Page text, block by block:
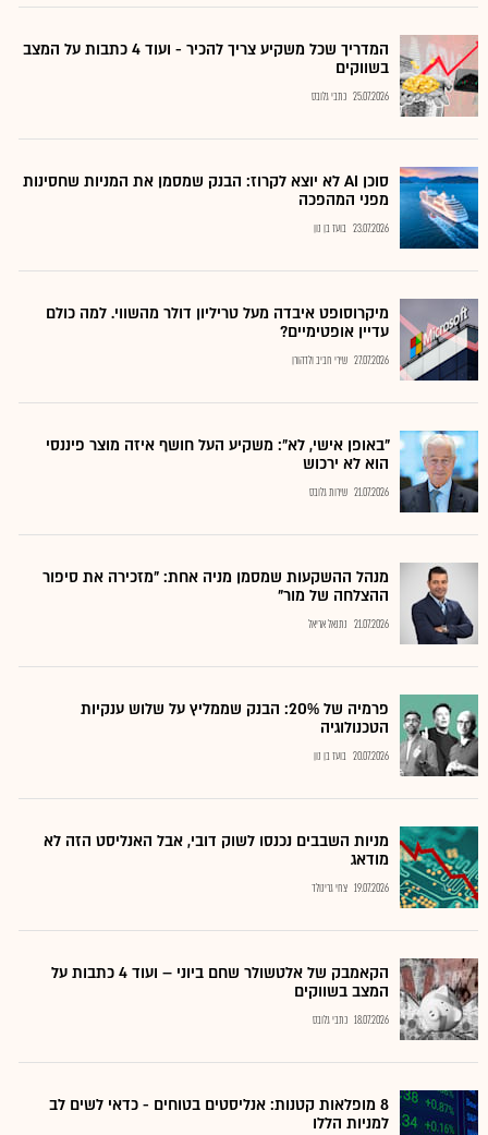
המדריך שכל משקיע צריך להכיר - ועוד 4 כתבות על המצב
בשווקים
25.07.2026 כתבי גלובס
סוכן AI לא יוצא לקרוז: הבנק שמסמן את המניות שחסינות
מפני המהפכה
23.07.2026 בועז בן נון
מיקרוסופט איבדה מעל טריליון דולר מהשווי. למה כולם
עדיין אופטימיים?
27.07.2026 שירי חביב ולדהורן
"באופן אישי, לא": משקיע העל חושף איזה מוצר פיננסי
הוא לא ירכוש
21.07.2026 שירות גלובס
מנהל ההשקעות שמסמן מניה אחת: "מזכירה את סיפור
ההצלחה של מור"
21.07.2026 נתנאל אריאל
פרמיה של 20%: הבנק שממליץ על שלוש ענקיות
הטכנולוגיה
20.07.2026 בועז בן נון
מניות השבבים נכנסו לשוק דובי, אבל האנליסט הזה לא
מודאג
19.07.2026 צחי גרינולד
הקאמבק של אלטשולר שחם ביוני – ועוד 4 כתבות על
המצב בשווקים
18.07.2026 כתבי גלובס
8 מופלאות קטנות: אנליסטים בטוחים - כדאי לשים לב
למניות הללו